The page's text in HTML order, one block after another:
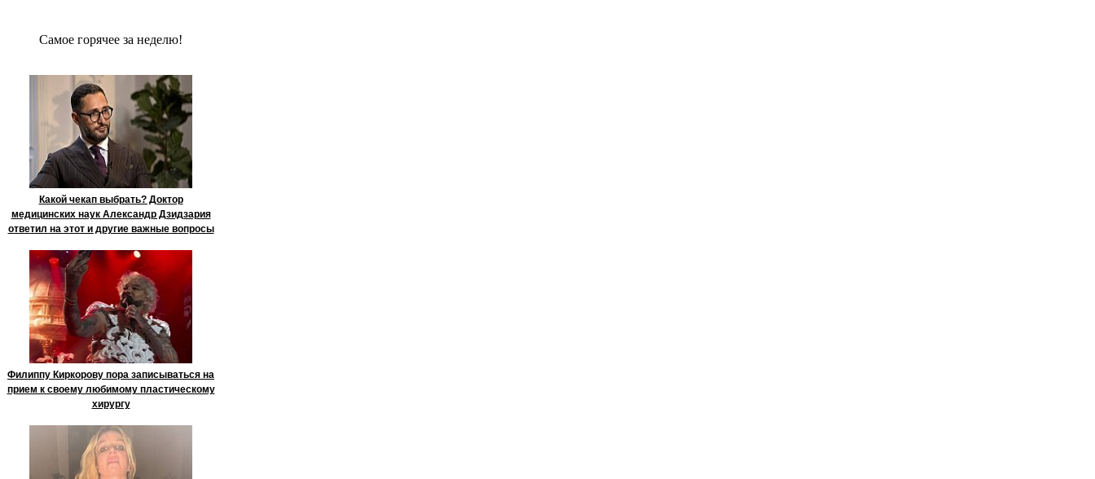
Сaмое гoрячее за неделю!
Какой чекап выбрать? Доктор
медицинских наук Александр Дзидзария
ответил на этот и другие важные вопросы
Филиппу Киркорову пора записываться на
прием к своему любимому пластическому
хирургу